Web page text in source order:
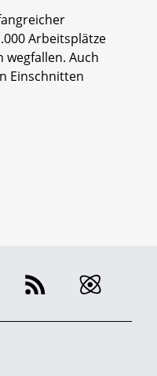
Arbeitsplätze
Auch
Einschnitten